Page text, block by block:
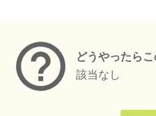
どうやったら
該当なし